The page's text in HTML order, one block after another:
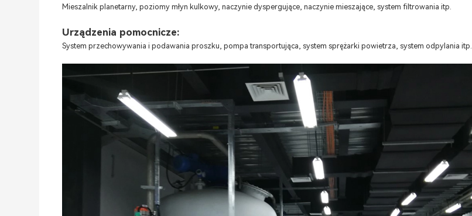
Mieszalnik planetarny, poziomy młyn kulkowy, naczynie dyspergujące, naczynie mieszające, system filtrowania itp.
Urządzenia pomocnicze:
System przechowywania i podawania proszku, pompa transportująca, system sprężarki powietrza, system odpylania itp.